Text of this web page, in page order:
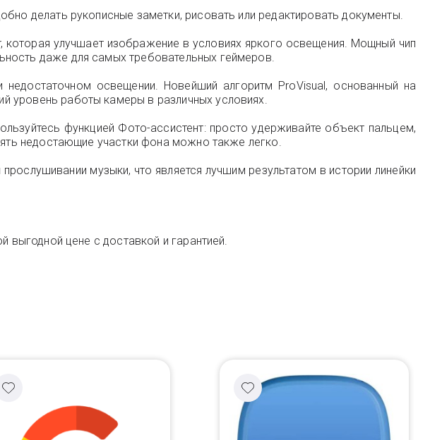
делать рукописные заметки, рисовать или редактировать документы.
улучшает изображение в условиях яркого освещения. Мощный чип
даже для самых требовательных геймеров.
освещении. Новейший алгоритм ProVisual, основанный на
уровень работы камеры в различных условиях.
функцией Фото-ассистент: просто удерживайте объект пальцем,
недостающие участки фона можно также легко.
музыки, что является лучшим результатом в истории линейки
выгодной цене с доставкой и гарантией.